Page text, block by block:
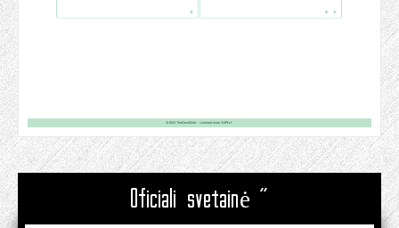
Oficiali svetainė "